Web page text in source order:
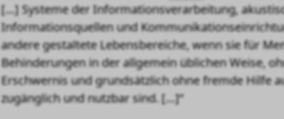
[…] Systeme der Informationsverarbeitung,
Informationsquellen und
andere gestaltete Lebensbereiche, wenn sie für
Behinderungen in der allgemein üblichen Weise,
Erschwernis und grundsätzlich ohne fremde Hilfe
zugänglich und nutzbar sind. […]“